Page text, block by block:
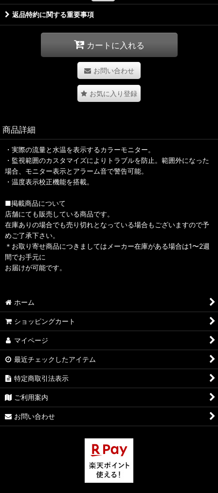
返品特約に関する重要事項
カートに入れる
お問い合わせ
お気に入り登録
商品詳細
・実際の流量と水温を表示するカラーモニター。
・監視範囲のカスタマイズによりトラブルを防止。範囲外になった
場合、モニター表示とアラーム音で警告可能。
・温度表示校正機能を搭載。
■掲載商品について
店舗にても販売している商品です。
在庫ありの場合でも売り切れとなっている場合もございますので予
めご了承下さい。
＊お取り寄せ商品につきましてはメーカー在庫がある場合は1〜2週
間でお手元に
お届けが可能です。
ホーム
ショッピングカート
マイページ
最近チェックしたアイテム
特定商取引法表示
ご利用案内
お問い合わせ